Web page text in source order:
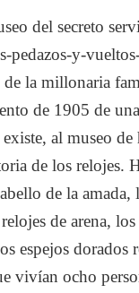
del secreto
pedazos-y-
de la millonaria
de 1905 de
al museo
de los relojes.
de la amada,
de arena,
espejos dorados
vivían ocho